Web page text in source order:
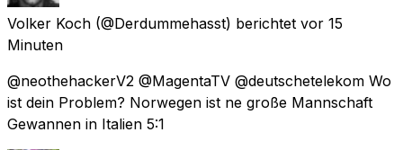
Volker Koch (@Derdummehasst) berichtet vor 15
Minuten
@neothehackerV2 @MagentaTV @deutschetelekom Wo
ist dein Problem? Norwegen ist ne große Mannschaft
Gewannen in Italien 5:1